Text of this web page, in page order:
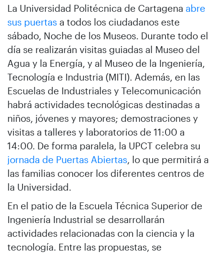
La Universidad Politécnica de Cartagena abre
sus puertas a todos los ciudadanos este
sábado, Noche de los Museos. Durante todo el
día se realizarán visitas guiadas al Museo del
Agua y la Energía, y al Museo de la Ingeniería,
Tecnología e Industria (MITI). Además, en las
Escuelas de Industriales y Telecomunicación
habrá actividades tecnológicas destinadas a
niños, jóvenes y mayores; demostraciones y
visitas a talleres y laboratorios de 11:00 a
14:00. De forma paralela, la UPCT celebra su
jornada de Puertas Abiertas, lo que permitirá a
las familias conocer los diferentes centros de
la Universidad.
En el patio de la Escuela Técnica Superior de
Ingeniería Industrial se desarrollarán
actividades relacionadas con la ciencia y la
tecnología. Entre las propuestas, se